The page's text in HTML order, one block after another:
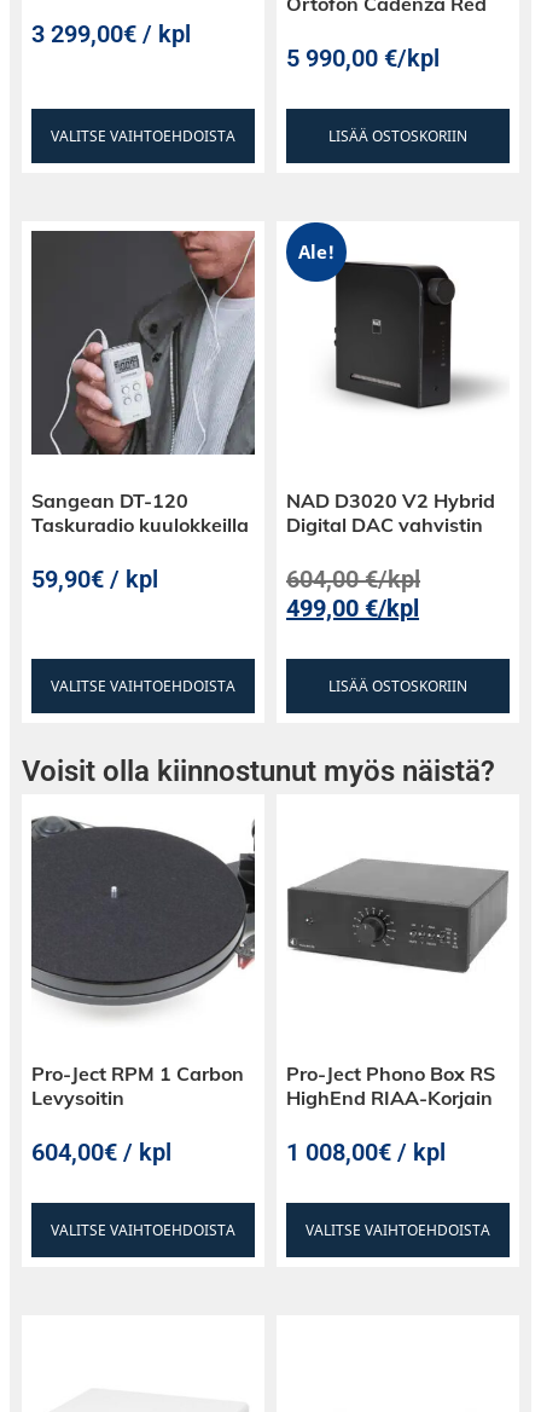
Kotelon korkeus 28cm, leveys 43cm, syvyys
43cm
3 299,00€ / kpl
VALITSE VAIHTOEHDOISTA
5 990,00€/kpl
LISÄÄ OSTOSKORIIN
Sangean DT-120
Taskuradio kuulokkeilla
59,90€ / kpl
VALITSE VAIHTOEHDOISTA
Ale!
NAD D3020 V2 Hybrid
Digital DAC vahvistin
604,00€/kpl
499,00€/kpl
LISÄÄ OSTOSKORIIN
Voisit olla kiinnostunut myös näistä?
Pro-Ject RPM 1 Carbon
Levysoitin
604,00€ / kpl
VALITSE VAIHTOEHDOISTA
Pro-Ject Phono Box RS
HighEnd RIAA-Korjain
1 008,00€ / kpl
VALITSE VAIHTOEHDOISTA